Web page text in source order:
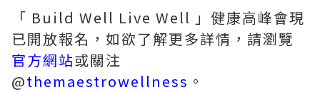
「 Build Well Live Well 」健康高峰會現
已開放報名，如欲了解更多詳情，請瀏覽
官方網站或關注
@themaestrowellness 。